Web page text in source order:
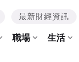
最新財經資訊
職場 生活